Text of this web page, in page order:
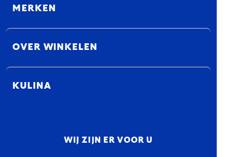
MERKEN
OVER WINKELEN
KULINA
WIJ ZIJN ER VOOR U